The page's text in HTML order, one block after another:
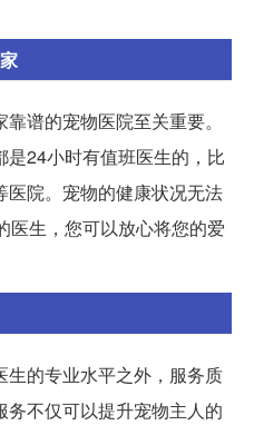
谱的宠物医院至关重要。
24小时有值班医生的，比
院。宠物的健康状况无法
医生，您可以放心将您的爱
的专业水平之外，服务质
不仅可以提升宠物主人的